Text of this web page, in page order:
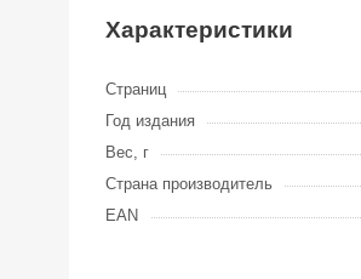
Характеристики
Страниц
Год издания
Вес, г
Страна производитель
EAN